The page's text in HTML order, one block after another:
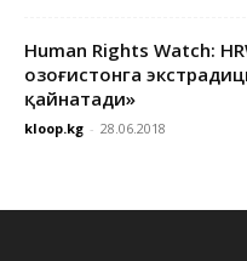
Human Rights Watch:
Қозоғистонга
қайнатади»
kloop.kg - 28.06.2018